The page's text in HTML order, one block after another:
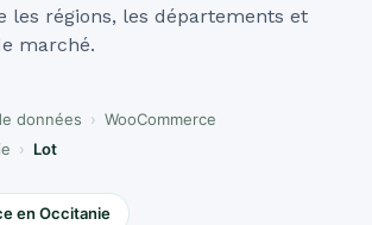
les régions, les départements et
marché.
données › WooCommerce
› Lot
en Occitanie